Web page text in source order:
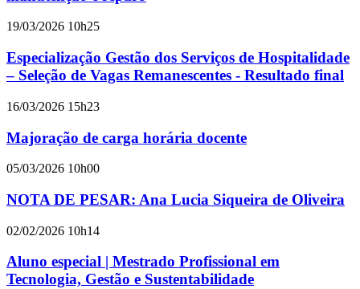
19/03/2026 10h25
Especialização Gestão dos Serviços de Hospitalidade
– Seleção de Vagas Remanescentes - Resultado final
16/03/2026 15h23
Majoração de carga horária docente
05/03/2026 10h00
NOTA DE PESAR: Ana Lucia Siqueira de Oliveira
02/02/2026 10h14
Aluno especial | Mestrado Profissional em
Tecnologia, Gestão e Sustentabilidade